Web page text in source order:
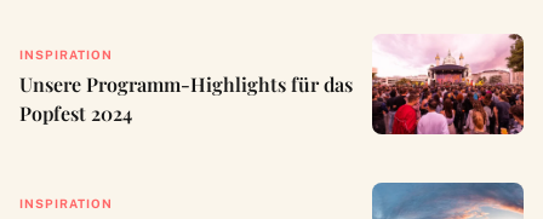
INSPIRATION
Unsere Programm-Highlights für das
Popfest 2024
INSPIRATION